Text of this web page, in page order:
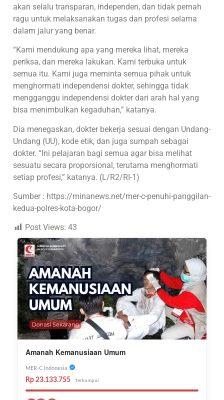
akan selalu transparan, independen, dan tidak pernah
ragu untuk melaksanakan tugas dan profesi selama
dalam jalur yang benar.
“Kami mendukung apa yang mereka lihat, mereka
periksa, dan mereka lakukan. Kami terbuka untuk
semua itu. Kami juga meminta semua pihak untuk
menghormati independensi dokter, sehingga tidak
mengganggu independensi dokter dari arah hal yang
bisa menimbulkan kegaduhan,” katanya.
Dia menegaskan, dokter bekerja sesuai dengan Undang-
Undang (UU), kode etik, dan juga sumpah sebagai
dokter. “Ini pelajaran bagi semua agar bisa melihat
sesuatu secara proporsional, terutama menghormati
setiap profesi,” katanya. (L/R2/RI-1)
Sumber : https://minanews.net/mer-c-penuhi-panggilan-
kedua-polres-kota-bogor/
Post Views: 43
Amanah Kemanusiaan Umum
MER-C Indonesia
Rp 23.133.755 terkumpul